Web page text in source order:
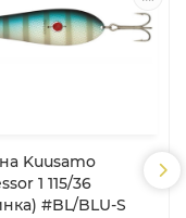
Kuusamo
1 115/36
#BL/BLU-S